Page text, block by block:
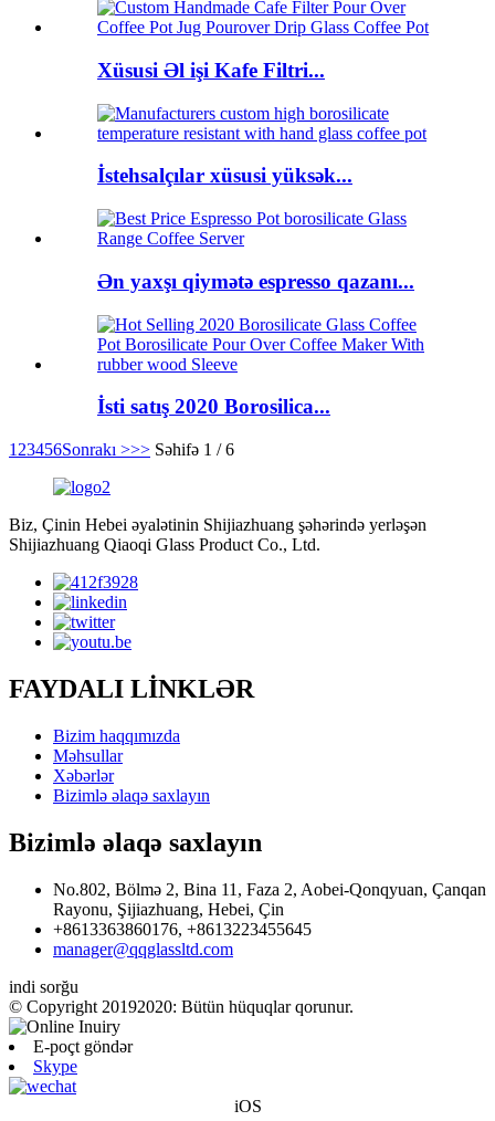
Xüsusi Əl işi Kafe Filtri...
İstehsalçılar xüsusi yüksək...
Ən yaxşı qiymətə espresso qazanı...
İsti satış 2020 Borosilica...
1 23456Sonrakı >>> Səhifə 1 / 6
Biz, Çinin Hebei əyalətinin Shijiazhuang şəhərində yerləşən
Shijiazhuang Qiaoqi Glass Product Co., Ltd.
FAYDALI LİNKLƏR
Bizim haqqımızda
Məhsullar
Xəbərlər
Bizimlə əlaqə saxlayın
Bizimlə əlaqə saxlayın
No.802, Bölmə 2, Bina 11, Faza 2, Aobei-Qonqyuan, Çanqan
Rayonu, Şijiazhuang, Hebei, Çin
+8613363860176, +8613223455645
manager@qqglassltd.com
indi sorğu
© Copyright 20192020: Bütün hüquqlar qorunur.
E-poçt göndər
Skype
iOS